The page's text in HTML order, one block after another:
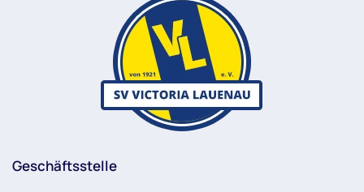
Geschäftsstelle